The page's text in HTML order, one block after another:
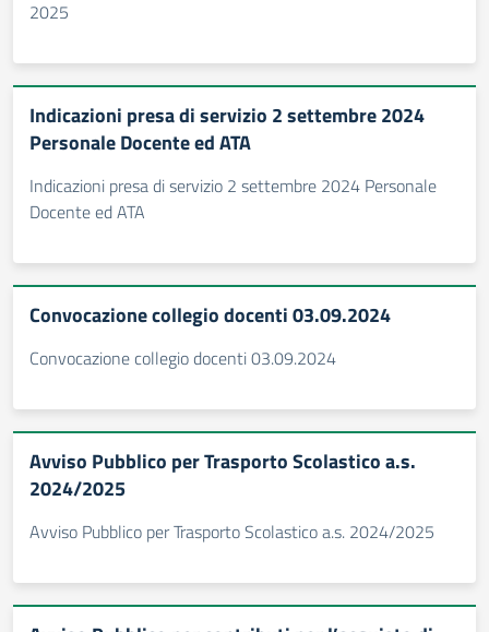
2025
Indicazioni presa di servizio 2 settembre 2024
Personale Docente ed ATA
Indicazioni presa di servizio 2 settembre 2024 Personale
Docente ed ATA
Convocazione collegio docenti 03.09.2024
Convocazione collegio docenti 03.09.2024
Avviso Pubblico per Trasporto Scolastico a.s.
2024/2025
Avviso Pubblico per Trasporto Scolastico a.s. 2024/2025